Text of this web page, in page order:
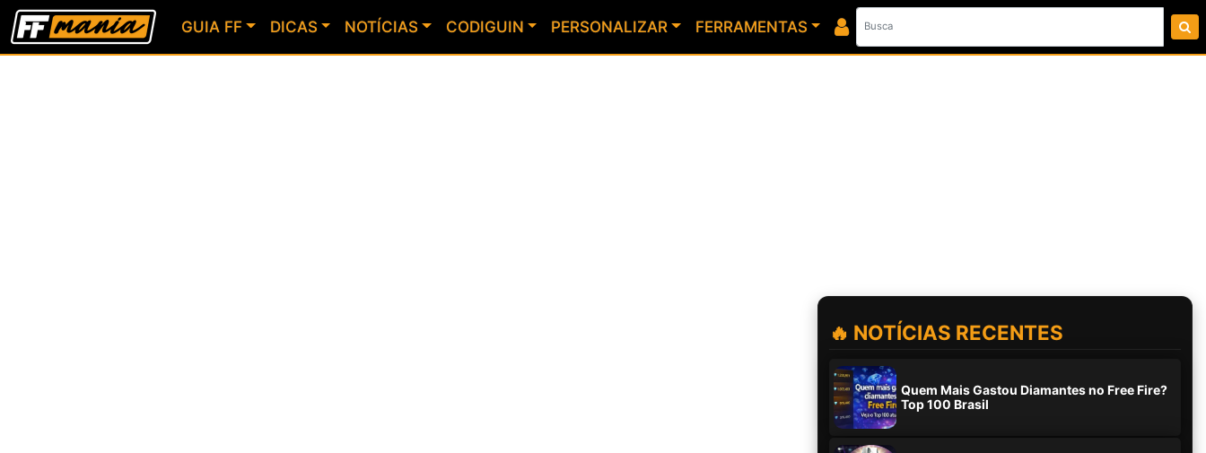
GUIA FF DICAS NOTÍCIAS CODIGUIN PERSONALIZAR FERRAMENTAS
🔥 NOTÍCIAS RECENTES
Quem Mais Gastou Diamantes no Free Fire?
Top 100 Brasil